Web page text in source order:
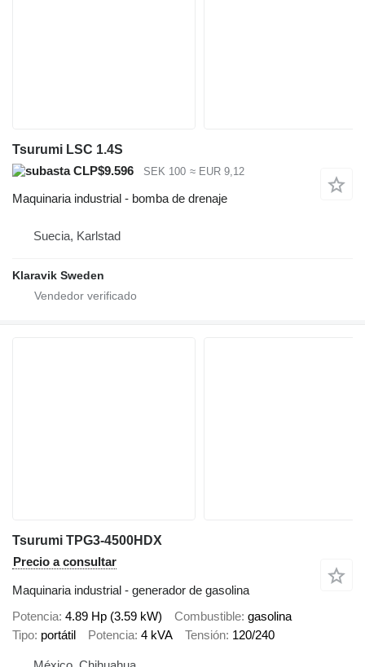
Tsurumi LSC 1.4S
CLP$9.596
SEK 100 ≈ EUR 9,12
Maquinaria industrial - bomba de drenaje
Suecia, Karlstad
Klaravik Sweden
Tsurumi TPG3-4500HDX
Precio a consultar
Maquinaria industrial - generador de gasolina
Potencia 4.89 Hp (3.59 kW) Combustible gasolina
Tipo portátil Potencia 4 kVA Tensión 120/240